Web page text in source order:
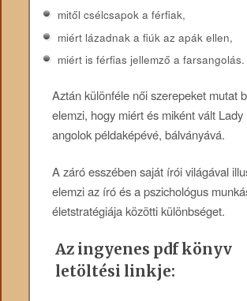
mitől csélcsapok a férfiak,
miért lázadnak a fiúk az apák ellen,
miért is férfias jellemző a farsangolás.
Aztán különféle női szerepeket mutat
elemzi, hogy miért és miként vált
angolok példaképévé, bálványává.
A záró esszében saját írói világával
elemzi az író és a pszichológus
életstratégiája közötti különbséget.
Az ingyenes pdf könyv
letöltési linkje: